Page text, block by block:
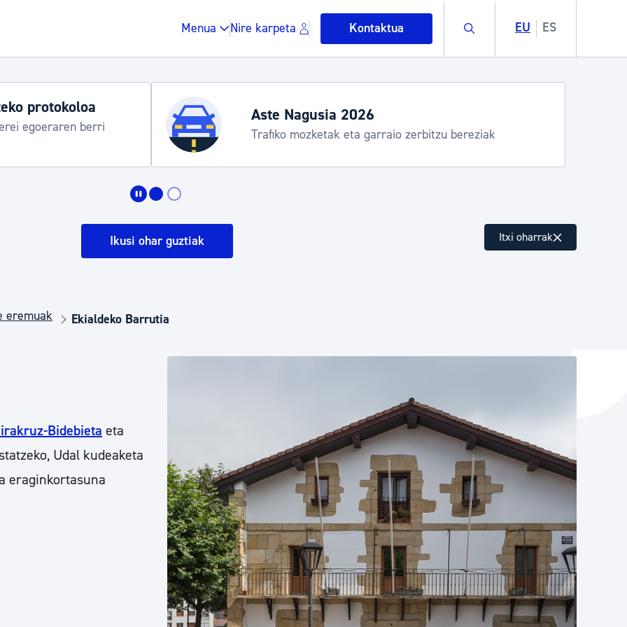
Menua Nire karpeta Kontaktua Buscar EU ES
Gune publikoa, hondakinak eta ingurumena
Berdintasuna, Giza Eskubideak eta bizikidetza
Kultura
Turismoa
Udako ordutegiak eta zerbitzuak
Udalinfo, Donostia Kirola, Donostia Kultura, San Telmo,
Urgull, Hondalea, Turismoa
Ikusi ohar guztiak Itxi oharrak
eremuak Ekialdeko Barrutia
Bidebieta eta
Udal kudeaketa
eraginkortasuna